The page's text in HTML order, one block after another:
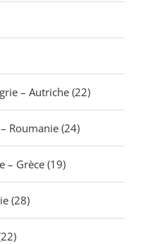
– Autriche (22)
Roumanie (24)
– Grèce (19)
(28)